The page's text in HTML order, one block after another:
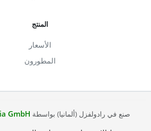
المنتج
الأسعار
المطورون
صنع في رادولفزل (ألمانيا) بواسطة GmbH